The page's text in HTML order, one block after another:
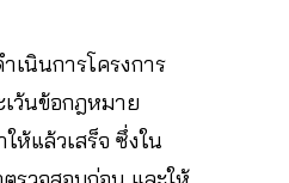
เนินการโครงการ
ว้นข้อกฎหมาย
ห้แล้วเสร็จ ซึ่งใน